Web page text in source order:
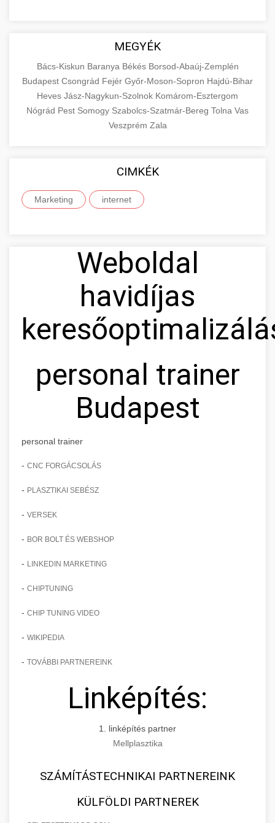
MEGYÉK
Bács-Kiskun Baranya Békés Borsod-Abaúj-Zemplén
Budapest Csongrád Fejér Győr-Moson-Sopron Hajdú-Bihar
Heves Jász-Nagykun-Szolnok Komárom-Esztergom
Nógrád Pest Somogy Szabolcs-Szatmár-Bereg Tolna Vas
Veszprém Zala
CIMKÉK
Marketing internet
Weboldal
havidíjas
personal trainer
Budapest
personal trainer
- CNC FORGÁCSOLÁS
- PLASZTIKAI SEBÉSZ
- VERSEK
- BOR BOLT ÉS WEBSHOP
- LINKEDIN MARKETING
- CHIPTUNING
- CHIP TUNING VIDEO
- WIKIPEDIA
- TOVÁBBI PARTNEREINK
Linképítés:
1. linképítés partner
Mellplasztika
SZÁMÍTÁSTECHNIKAI PARTNEREINK
KÜLFÖLDI PARTNEREK